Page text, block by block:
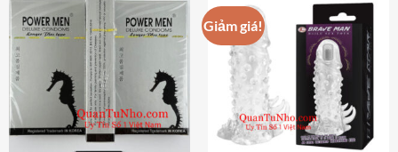
có
nhiều
biến
thể.
Các
tùy
chọn
có
Giảm giá!